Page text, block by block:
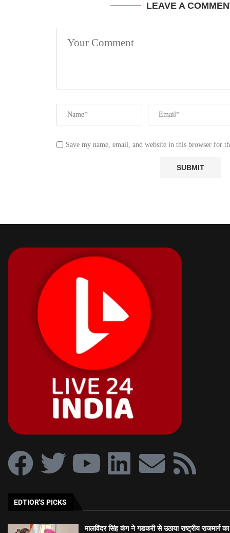
LEAVE A
Save my name, email, and website in this browser for
EDTIOR'S PICKS
मालविंदर सिंह कंग ने गडकरी से उठाया राष्ट्रीय राजमार्ग का